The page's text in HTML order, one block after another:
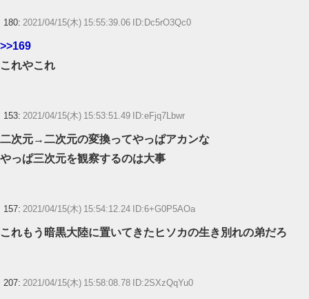
180: 2021/04/15(木) 15:55:39.06 ID:Dc5rO3Qc0
>>169
これやこれ
153: 2021/04/15(木) 15:53:51.49 ID:eFjq7Lbwr
二次元→二次元の変換ってやっぱアカンな
やっぱ三次元を観察するのは大事
157: 2021/04/15(木) 15:54:12.24 ID:6+G0P5AOa
これもう暗黒大陸に置いてきたヒソカの生き別れの弟だろ
207: 2021/04/15(木) 15:58:08.78 ID:2SXzQqYu0